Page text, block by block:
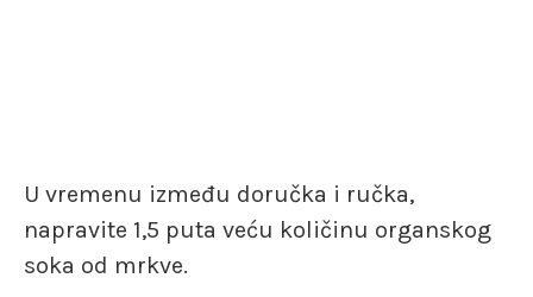
U vremenu između doručka i ručka,
napravite 1,5 puta veću količinu organskog
soka od mrkve.